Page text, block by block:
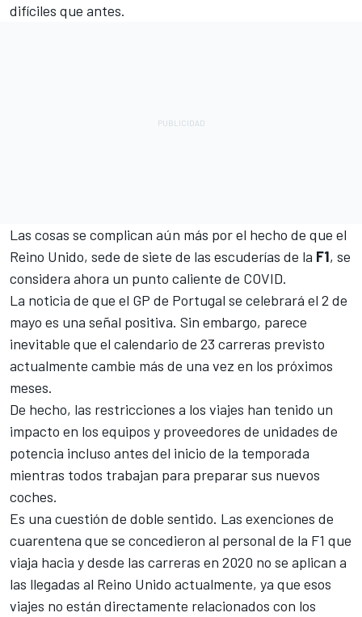
difíciles que antes.
Las cosas se complican aún más por el hecho de que el
Reino Unido, sede de siete de las escuderías de la F1, se
considera ahora un punto caliente de COVID.
La noticia de que el GP de Portugal se celebrará el 2 de
mayo es una señal positiva. Sin embargo, parece
inevitable que el calendario de 23 carreras previsto
actualmente cambie más de una vez en los próximos
meses.
De hecho, las restricciones a los viajes han tenido un
impacto en los equipos y proveedores de unidades de
potencia incluso antes del inicio de la temporada
mientras todos trabajan para preparar sus nuevos
coches.
Es una cuestión de doble sentido. Las exenciones de
cuarentena que se concedieron al personal de la F1 que
viaja hacia y desde las carreras en 2020 no se aplican a
las llegadas al Reino Unido actualmente, ya que esos
viajes no están directamente relacionados con los